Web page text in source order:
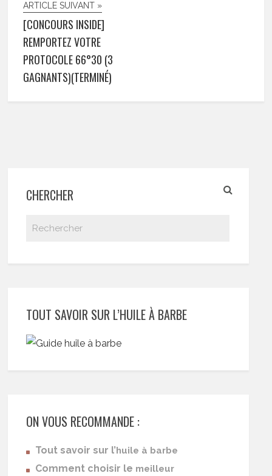
ARTICLE SUIVANT »
[CONCOURS INSIDE]
REMPORTEZ VOTRE
PROTOCOLE 66°30 (3
GAGNANTS)(TERMINÉ)
CHERCHER
TOUT SAVOIR SUR L’HUILE À BARBE
ON VOUS RECOMMANDE :
Tout savoir sur l’huile à barbe
Comment choisir le meilleur